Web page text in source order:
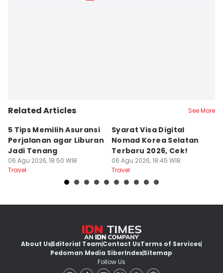
Related Articles See More
5 Tips Memilih Asuransi
Perjalanan agar Liburan
Jadi Tenang
06 Agu 2026, 18:50 WIB
Travel
Syarat Visa Digital
Nomad Korea Selatan
Terbaru 2026, Cek!
06 Agu 2026, 18:45 WIB
Travel
About UsEditorial TeamContact UsTerms of Services
Pedoman Media SiberIndexSitemap
Follow Us